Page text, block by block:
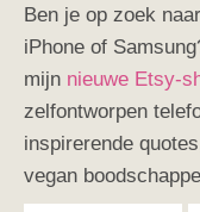
Ben je op zoek
iPhone of
mijn nieuwe Etsy-
zelfontworpen
inspirerende
vegan